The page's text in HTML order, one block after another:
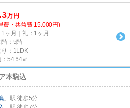
万円
費・共益費 15,000円)
1ヶ月｜礼：1ヶ月
階：5階
り：1LDK
：54.64㎡
本駒込
」駅 徒歩5分